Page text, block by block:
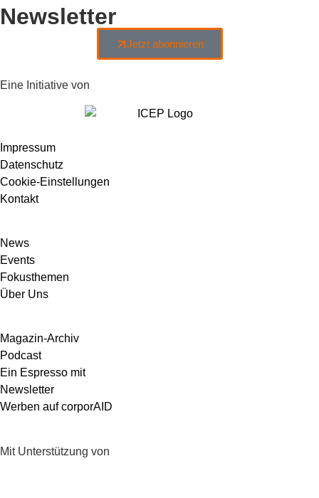
Newsletter
Jetzt abonnieren
Eine Initiative von
Impressum
Datenschutz
Cookie-Einstellungen
Kontakt
News
Events
Fokusthemen
Über Uns
Magazin-Archiv
Podcast
Ein Espresso mit
Newsletter
Werben auf corporAID
Mit Unterstützung von